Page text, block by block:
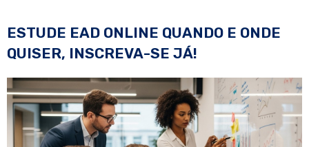
ESTUDE EAD ONLINE QUANDO E ONDE
QUISER, INSCREVA-SE JÁ!